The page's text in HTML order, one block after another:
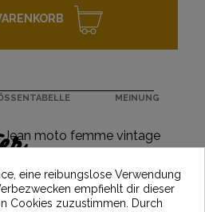
MEINUNG
Jean moto femme vintage
auf Ihre erste
sich anmelden und
Vintage Motors-
eine reibungslose Verwendung
empfiehlt dir dieser
Cookies zuzustimmen. Durch